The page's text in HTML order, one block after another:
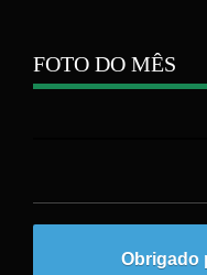
FOTO DO MÊS
Obrigado